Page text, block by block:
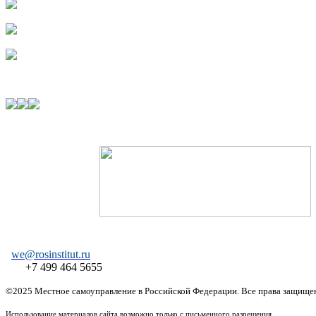
we@rosinstitut.ru
+7 499 464 5655
©2025 Местное самоуправление в Российской Федерации. Все права
Использование материалов сайта возможно только с письменного разрешения.